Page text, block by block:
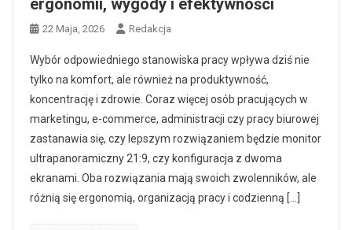
ergonomii, wygody i efektywności
22 Maja, 2026 Redakcja
Wybór odpowiedniego stanowiska pracy wpływa dziś nie
tylko na komfort, ale również na produktywność,
koncentrację i zdrowie. Coraz więcej osób pracujących w
marketingu, e-commerce, administracji czy pracy biurowej
zastanawia się, czy lepszym rozwiązaniem będzie monitor
ultrapanoramiczny 21:9, czy konfiguracja z dwoma
ekranami. Oba rozwiązania mają swoich zwolenników, ale
różnią się ergonomią, organizacją pracy i codzienną […]